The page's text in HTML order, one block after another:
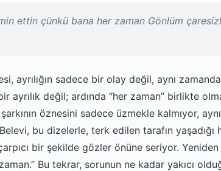
ettin çünkü bana her zaman Gönlüm
ayrılığın sadece bir olay değil, aynı
ayrılık değil; ardında “her zaman” birlikte
öznesini sadece üzmekle kalmıyor,
bu dizelerle, terk edilen tarafın yaşadığı
bir şekilde gözler önüne seriyor. Yeniden
Bu tekrar, sorunun ne kadar yakıcı